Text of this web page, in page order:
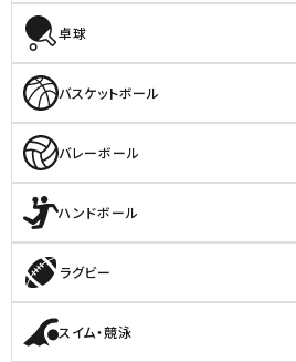
卓球
バスケットボール
バレーボール
ハンドボール
ラグビー
スイム・競泳